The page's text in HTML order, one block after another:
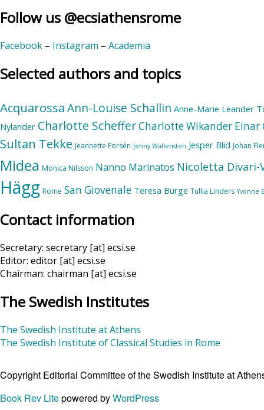
Follow us @ecsiathensrome
Facebook – Instagram – Academia
Selected authors and topics
AcquarossaAnn-Louise Schallin Anne-Marie Leander
Nylander Charlotte SchefferCharlotte Wikander Einar
Sultan Tekke Jeannette Forsén Jenny Wallensten Jesper Blid Johan
Midea Monica Nilsson Nanno Marinatos Nicoletta Divari-
Hägg Rome San Giovenale Teresa Bürge Tullia Linders Yvonne
Contact information
Secretary: secretary [at] ecsi.se
Editor: editor [at] ecsi.se
Chairman: chairman [at] ecsi.se
The Swedish Institutes
The Swedish Institute at Athens
The Swedish Institute of Classical Studies in Rome
Copyright Editorial Committee of the Swedish Institute at
Book Rev Litepowered byWordPress